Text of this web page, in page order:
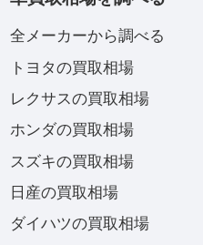
全メーカーから調べる
トヨタの買取相場
レクサスの買取相場
ホンダの買取相場
スズキの買取相場
日産の買取相場
ダイハツの買取相場